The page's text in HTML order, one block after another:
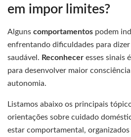
em impor limites?
Alguns comportamentos podem
enfrentando dificuldades para dizer
saudável. Reconhecer esses sinais
para desenvolver maior
autonomia.
Listamos abaixo os principais
orientações sobre cuidado
estar comportamental,